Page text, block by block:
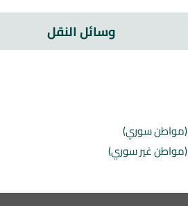
وسائل النقل
(مواطن غير سوري)